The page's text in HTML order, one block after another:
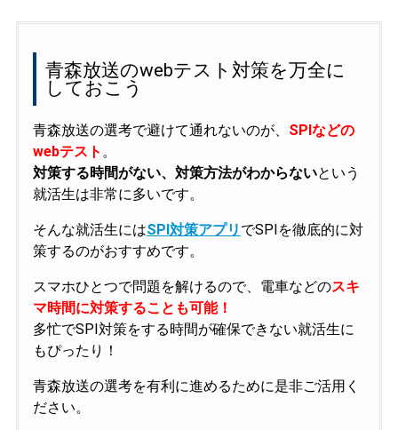
青森放送のwebテスト対策を万全に
しておこう
青森放送の選考で避けて通れないのが、 SPIなどの
webテスト 。
対策する時間がない、対策方法がわからないという
就活生は非常に多いです。
そんな就活生にはSPI対策アプリ でSPIを徹底的に対
策するのがおすすめです。
スマホひとつで問題を解けるので、電車などのスキ
マ時間に対策することも可能！
多忙でSPI対策をする時間が確保できない就活生に
もぴったり！
青森放送の選考を有利に進めるために是非ご活用く
ださい。